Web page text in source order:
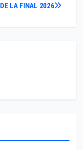
DE LA FINAL 2026